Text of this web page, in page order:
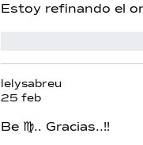
Estoy refinando el
lelysabreu
25 feb
Be ♍.. Gracias..!!